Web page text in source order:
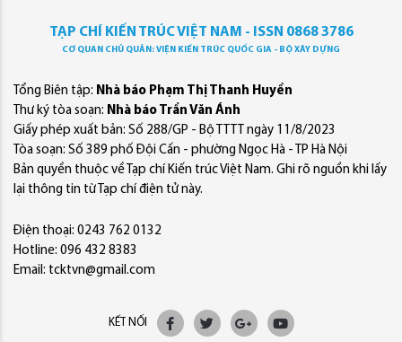
TẠP CHÍ KIẾN TRÚC VIỆT NAM - ISSN 0868 3786
CƠ QUAN CHỦ QUẢN: VIỆN KIẾN TRÚC QUỐC GIA - BỘ XÂY DỰNG
Tổng Biên tập: Nhà báo Phạm Thị Thanh Huyền
Thư ký tòa soạn: Nhà báo Trần Văn Ánh
Giấy phép xuất bản: Số 288/GP - Bộ TTTT ngày 11/8/2023
Tòa soạn: Số 389 phố Đội Cấn - phường Ngọc Hà - TP Hà Nội
Bản quyền thuộc về Tạp chí Kiến trúc Việt Nam. Ghi rõ nguồn khi lấy
lại thông tin từ Tạp chí điện tử này.
Điện thoại: 0243 762 0132
Hotline: 096 432 8383
Email: tcktvn@gmail.com
KẾT NỐI